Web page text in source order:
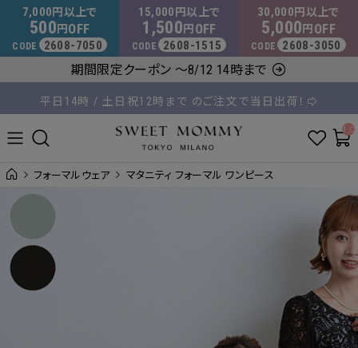
マタニティウェア・授乳服のスウィートマミー
7,000 円以上で
500 円 OFF
CODE 2608-7050
15,000 円以上で
1,500 円 OFF
CODE 2608-1515
30,000 円以上で
5,000 円 OFF
CODE 2608-3050
期間限定クーポン ～8/12 14時まで
8,000円以上のご購入で送料無料
平日14時 / 土日祝12時まで のご注文で当日出荷！
フォーマルウェア マタニティ フォーマル ワンピース